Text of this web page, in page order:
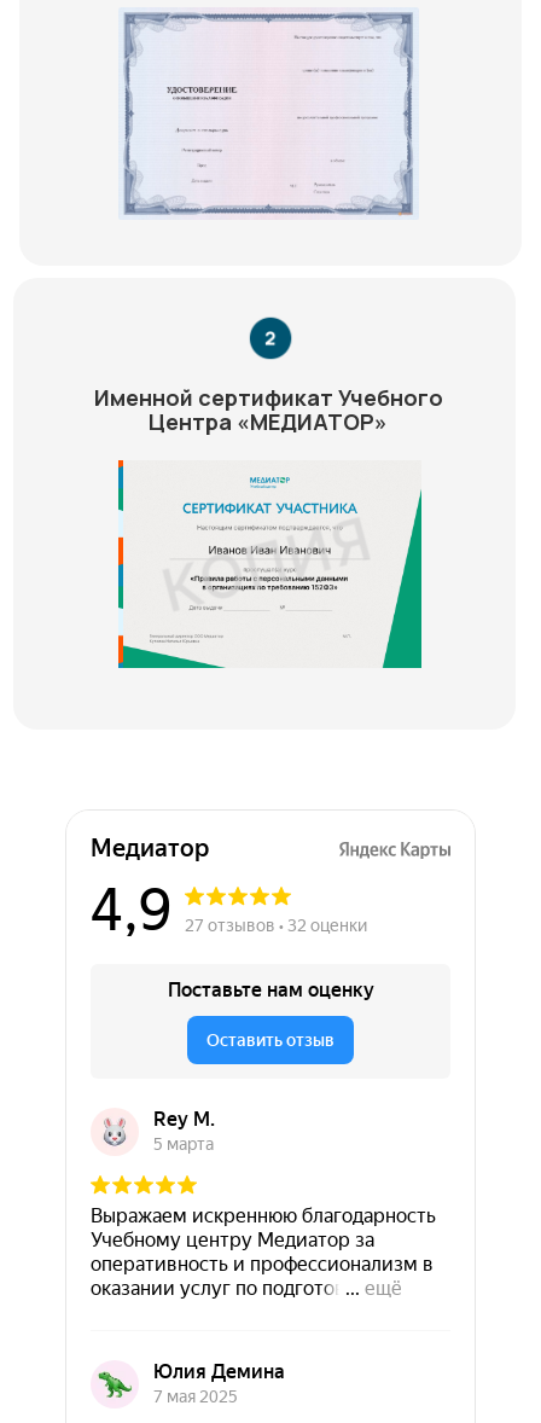
Именной сертификат Учебного
Центра «МЕДИАТОР»
Медиатор на карте Химок — Яндекс Карты